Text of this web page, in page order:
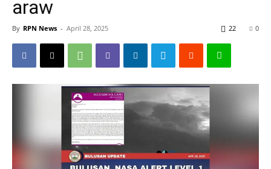
araw
By RPN News - April 28, 2025 0
22